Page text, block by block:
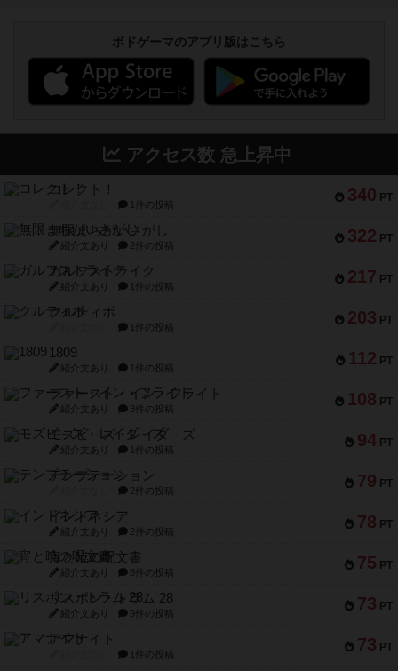
ボドゲーマのアプリ版はこちら
アクセス数 急上昇中
340 PT
コレクト！
1件の投稿
322 PT
無限まちがいさがし
紹介文あり 2件の投稿
217 PT
ガルフストライク
紹介文あり 1件の投稿
203 PT
クルティボ
1件の投稿
112 PT
1809
紹介文あり 1件の投稿
108 PT
ファースト・イン・フライト
紹介文あり 3件の投稿
94 PT
モズビ－ズ・レイダ－ズ
紹介文あり 1件の投稿
79 PT
テンプテーション
2件の投稿
78 PT
インドネシア
紹介文あり 2件の投稿
75 PT
宵と暁の呪文書
紹介文あり 8件の投稿
73 PT
リスボン・トラム 28
紹介文あり 9件の投稿
73 PT
アマナイト
1件の投稿